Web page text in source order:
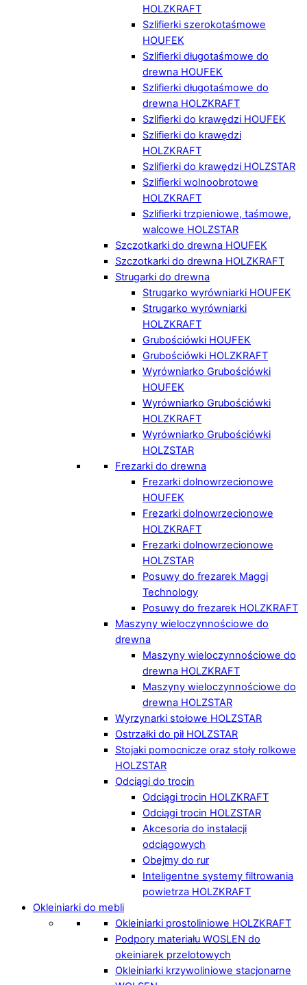
HOLZKRAFT
Szlifierki szerokotaśmowe
HOUFEK
Szlifierki długotaśmowe do
drewna HOUFEK
Szlifierki długotaśmowe do
drewna HOLZKRAFT
Szlifierki do krawędzi HOUFEK
Szlifierki do krawędzi
HOLZKRAFT
Szlifierki do krawędzi HOLZSTAR
Szlifierki wolnoobrotowe
HOLZKRAFT
Szlifierki trzpieniowe, taśmowe,
walcowe HOLZSTAR
Szczotkarki do drewna HOUFEK
Szczotkarki do drewna HOLZKRAFT
Strugarki do drewna
Strugarko wyrówniarki HOUFEK
Strugarko wyrówniarki
HOLZKRAFT
Grubościówki HOUFEK
Grubościówki HOLZKRAFT
Wyrówniarko Grubościówki
HOUFEK
Wyrówniarko Grubościówki
HOLZKRAFT
Wyrówniarko Grubościówki
HOLZSTAR
Frezarki do drewna
Frezarki dolnowrzecionowe
HOUFEK
Frezarki dolnowrzecionowe
HOLZKRAFT
Frezarki dolnowrzecionowe
HOLZSTAR
Posuwy do frezarek Maggi
Technology
Posuwy do frezarek HOLZKRAFT
Maszyny wieloczynnościowe do
drewna
Maszyny wieloczynnościowe do
drewna HOLZKRAFT
Maszyny wieloczynnościowe do
drewna HOLZSTAR
Wyrzynarki stołowe HOLZSTAR
Ostrzałki do pił HOLZSTAR
Stojaki pomocnicze oraz stoły rolkowe
HOLZSTAR
Odciągi do trocin
Odciągi trocin HOLZKRAFT
Odciągi trocin HOLZSTAR
Akcesoria do instalacji
odciągowych
Obejmy do rur
Inteligentne systemy filtrowania
powietrza HOLZKRAFT
Okleiniarki do mebli
Okleiniarki prostoliniowe HOLZKRAFT
Podpory materiału WOSLEN do
okeiniarek przelotowych
Okleiniarki krzywoliniowe stacjonarne